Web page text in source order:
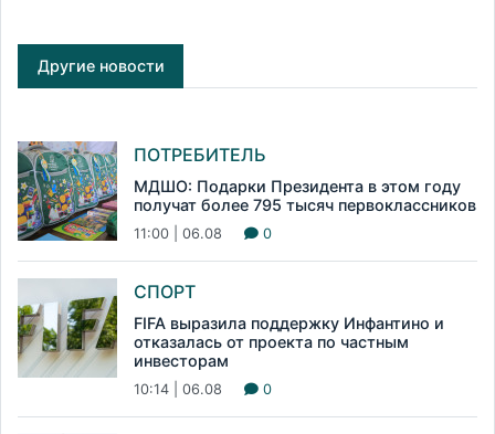
Другие новости
ПОТРЕБИТЕЛЬ
МДШО: Подарки Президента в этом году
получат более 795 тысяч первоклассников
11:00 | 06.08 0
СПОРТ
FIFA выразила поддержку Инфантино и
отказалась от проекта по частным
инвесторам
10:14 | 06.08 0